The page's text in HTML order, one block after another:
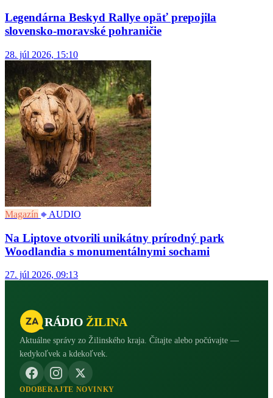
Legendárna Beskyd Rallye opäť prepojila
slovensko-moravské pohraničie
28. júl 2026, 15:10
Magazín AUDIO
Na Liptove otvorili unikátny prírodný park
Woodlandia s monumentálnymi sochami
27. júl 2026, 09:13
RÁDIO ŽILINA
Aktuálne správy zo Žilinského kraja. Čítajte alebo počúvajte —
kedykoľvek a kdekoľvek.
ODOBERAJTE NOVINKY